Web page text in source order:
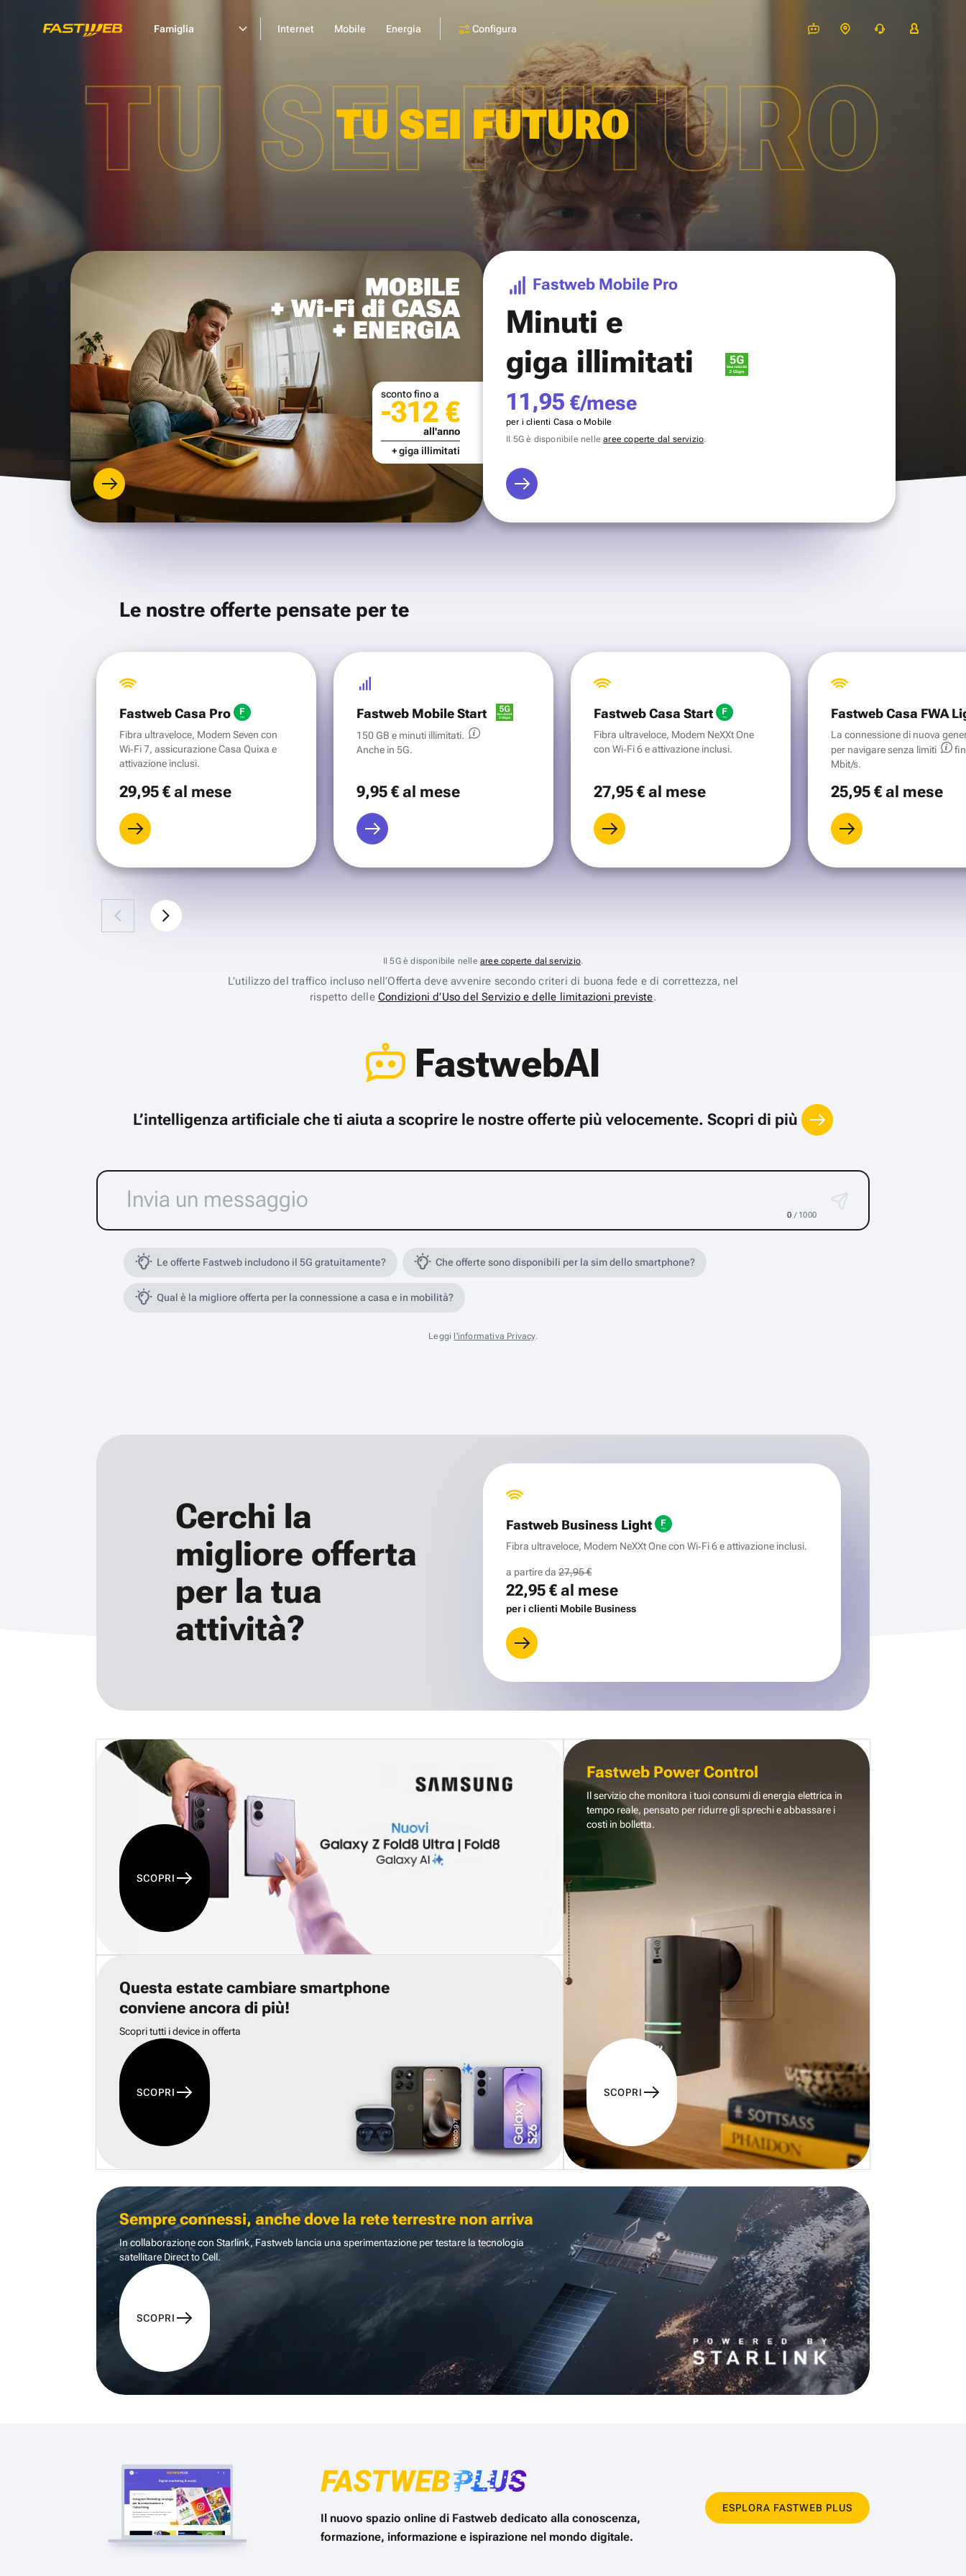
Famiglia Internet Mobile Energia Configura
TU SEI FUTURO
TU SEI FUTURO
MOBILE
+ Wi-Fi di CASA
+ ENERGIA
sconto fino a
-312 €
all'anno
+ giga illimitati
Fastweb Mobile Pro
Minuti e
giga illimitati
11,95 €/mese
per i clienti Casa o Mobile
Il 5G è disponibile nellearee coperte dal servizio.
Le nostre offerte pensate per te
Fastweb Casa Pro
Fibra ultraveloce, Modem Seven con
Wi‑Fi 7, assicurazione Casa Quixa e
attivazione inclusi.
29,95 €al mese
Fastweb Mobile Start
150 GB e minuti illimitati.
Anche in 5G.
9,95 €al mese
Fastweb Casa Start
Fibra ultraveloce, Modem NeXXt One
con Wi‑Fi 6 e attivazione inclusi.
27,95 €al mese
Fastweb Casa FWA
La connessione di nuova
per navigare senza limiti
Mbit/s.
25,95 €al mese
Il 5G è disponibile nelle aree coperte dal servizio.
L’utilizzo del traffico incluso nell’Offerta deve avvenire secondo criteri di buona fede e di correttezza, nel
rispetto delleCondizioni d’Uso del Servizio e delle limitazioni previste.
FastwebAI
L’intelligenza artificiale che ti aiuta a scoprire le nostre offerte più velocemente. Scopri di più
0 / 1000
Le offerte Fastweb includono il 5G gratuitamente? Che offerte sono disponibili per la sim dello smartphone?
Qual è la migliore offerta per la connessione a casa e in mobilità?
Leggi l'informativa Privacy.
Cerchi la
migliore offerta
per la tua
attività?
Fastweb Business Light
Fibra ultraveloce, Modem NeXXt One con Wi‑Fi 6 e attivazione inclusi.
a partire da 27,95 €
22,95 €al mese
per i clienti Mobile Business
SCOPRI
Questa estate cambiare smartphone
conviene ancora di più!
Scopri tutti i device in offerta
SCOPRI
Fastweb Power Control
Il servizio che monitora i tuoi consumi di energia elettrica in
tempo reale, pensato per ridurre gli sprechi e abbassare i
costi in bolletta.
SCOPRI
Sempre connessi, anche dove la rete terrestre non arriva
In collaborazione con Starlink, Fastweb lancia una sperimentazione per testare la tecnologia
satellitare Direct to Cell.
SCOPRI
Il nuovo spazio online di Fastweb dedicato alla conoscenza,
formazione, informazione e ispirazione nel mondo digitale.
ESPLORA FASTWEB PLUS